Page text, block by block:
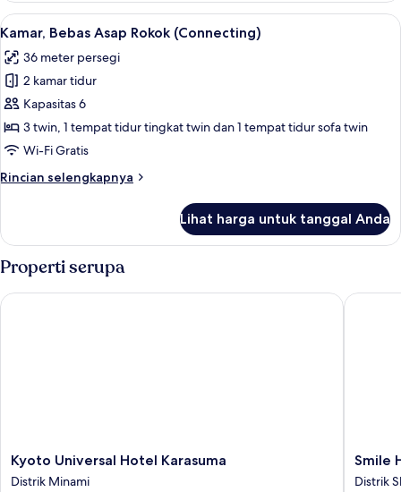
bed)
Triple,
Bebas
Rokok
(Bunk
bed+Sofa
bed)
Lihat
semua
foto
untuk
Kamar,
Bebas
Asap
(Connecting)
Kamar, Bebas Asap Rokok
11
Kamar, Bebas Asap Rokok (Connecting)
36 meter persegi
2 kamar tidur
Kapasitas 6
3 twin, 1 tempat tidur tingkat twin dan 1 tempat tidur sofa twin
Wi-Fi Gratis
Rincian selengkapnya
Rincian
Kamar,
Bebas
Asap
Rokok
(Connecting)
Lihat harga untuk tanggal Anda
Properti serupa
Kyoto
Universal
Kyoto Universal Hotel Karasuma
Distrik Minami
Kyoto Universal Hotel Karasuma
Smile
Hotel
Smile
Distrik
Smile